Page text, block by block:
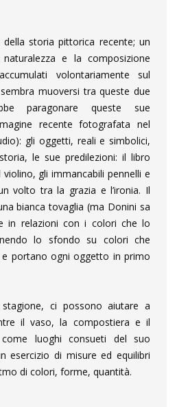
storia pittorica recente; un
e la composizione
volontariamente sul
muoversi tra queste due
paragonare queste sue
recente fotografata nel
gli oggetti, reali e simbolici,
le sue predilezioni: il libro
violino, gli immancabili pennelli e
volto tra la grazia e l’ironia. Il
bianca tovaglia (ma Donini sa
in relazioni con i colori che lo
lo sfondo su colori che
portano ogni oggetto in primo
ci possono aiutare a
il vaso, la compostiera e il
luoghi consueti del suo
esercizio di misure ed equilibri
di colori, forme, quantità.